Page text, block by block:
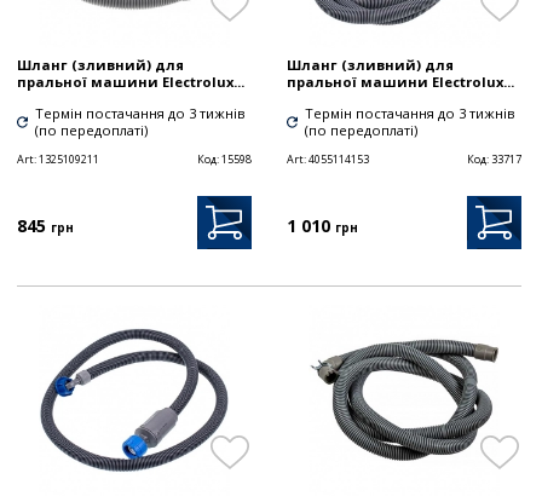
Шланг (зливний) для
пральної машини Electrolux...
Термін постачання до 3 тижнів
(по передоплаті)
Art:1325109211 Код:15598
845 грн
Шланг (зливний) для
пральної машини Electrolux...
Термін постачання до 3 тижнів
(по передоплаті)
Art:4055114153 Код: 33717
1 010 грн